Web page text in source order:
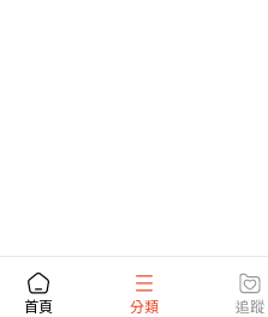
首頁 分類 追蹤